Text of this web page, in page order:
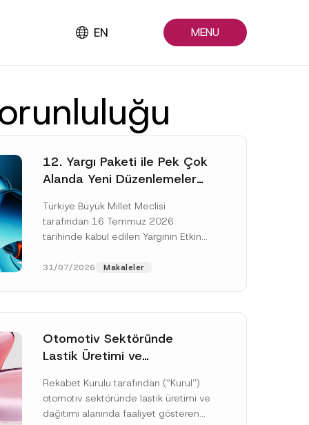
EN MENU
12. Yargı Paketi ile Pek Çok
Alanda Yeni Düzenlemeler
Türkiye Büyük Millet Meclisi
tarafından 16 Temmuz 2026
tarihinde kabul edilen Yargının Etkin
Kanunlarda Değişiklik Yapılmasına
31/07/2026 Makaleler
Otomotiv Sektöründe
Lastik Üretimi ve
Soruşturması Sonuçlandı:
Toplam 3,6 Milyar TL İdari
Rekabet Kurulu tarafından (“Kurul”)
otomotiv sektöründe lastik üretimi ve
dağıtımı alanında faaliyet gösteren